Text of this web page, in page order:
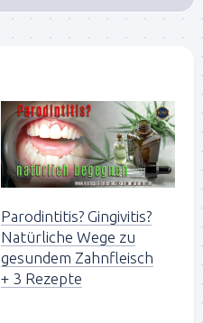
Parodintitis? Gingivitis?
Natürliche Wege zu
gesundem Zahnfleisch
+ 3 Rezepte